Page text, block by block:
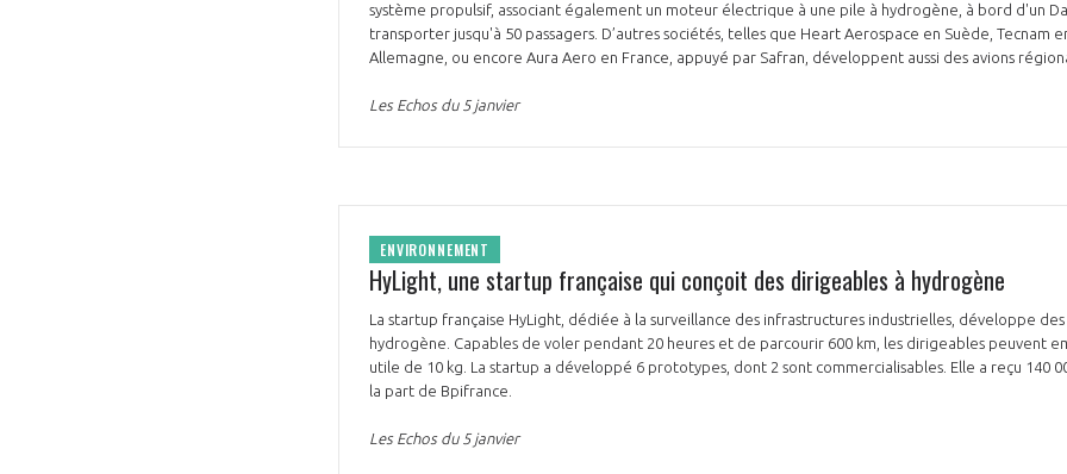
système propulsif, associant également un moteur électrique à une pile à hydrogène, à bord d'un
transporter jusqu'à 50 passagers. D’autres sociétés, telles que Heart Aerospace en Suède, Tecnam
Allemagne, ou encore Aura Aero en France, appuyé par Safran, développent aussi des avions
Les Echos du 5 janvier
ENVIRONNEMENT
HyLight, une startup française qui conçoit des dirigeables à hydrogène
La startup française HyLight, dédiée à la surveillance des infrastructures industrielles, développe
hydrogène. Capables de voler pendant 20 heures et de parcourir 600 km, les dirigeables peuvent
utile de 10 kg. La startup a développé 6 prototypes, dont 2 sont commercialisables. Elle a reçu 140
la part de Bpifrance.
Les Echos du 5 janvier
données sectorielles,
DEMANDE
Avez-vous un statut de droit français ?
OUI NON